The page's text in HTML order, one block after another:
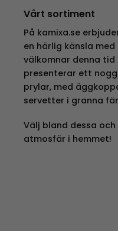
Vårt sortiment
På kamixa.se
en härlig känsla
välkomnar denna
presenterar ett
prylar, med
servetter i granna
Välj bland dessa
atmosfär i hemmet!